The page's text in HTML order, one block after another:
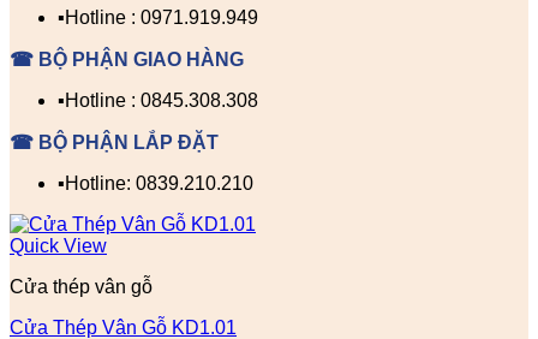
▪️Hotline : 0971.919.949
☎ BỘ PHẬN GIAO HÀNG
▪️Hotline : 0845.308.308
☎ BỘ PHẬN LẮP ĐẶT
▪️Hotline: 0839.210.210
Quick View
Cửa thép vân gỗ
Cửa Thép Vân Gỗ KD1.01